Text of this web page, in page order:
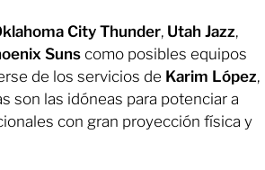
City Thunder, Utah Jazz,
Sunscomo posibles equipos
de los servicios de Karim López,
son las idóneas para potenciar a
con gran proyección física y